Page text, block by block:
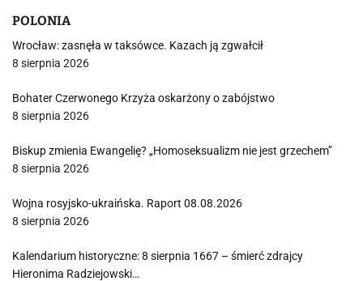
POLONIA
Wrocław: zasnęła w taksówce. Kazach ją zgwałcił
8 sierpnia 2026
Bohater Czerwonego Krzyża oskarżony o zabójstwo
8 sierpnia 2026
Biskup zmienia Ewangelię? „Homoseksualizm nie jest grzechem”
8 sierpnia 2026
Wojna rosyjsko-ukraińska. Raport 08.08.2026
8 sierpnia 2026
Kalendarium historyczne: 8 sierpnia 1667 – śmierć zdrajcy
Hieronima Radziejowski…